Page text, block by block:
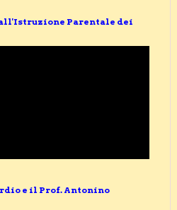
Parentale dei
e il Prof. Antonino